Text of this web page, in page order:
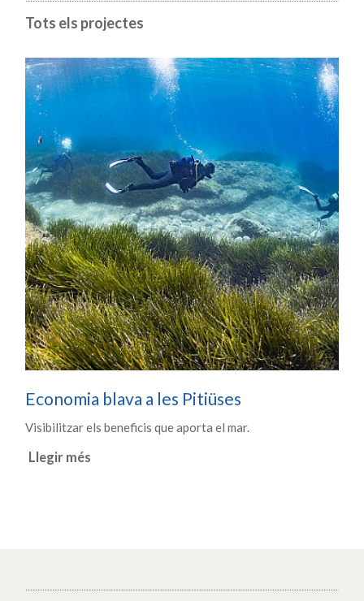
Tots els projectes
Economia blava a les Pitiüses
Visibilitzar els beneficis que aporta el mar.
Llegir més